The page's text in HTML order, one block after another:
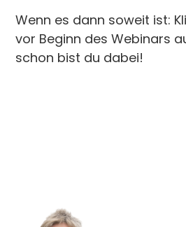
Wenn es dann soweit ist:
vor Beginn des Webinars
schon bist du dabei!